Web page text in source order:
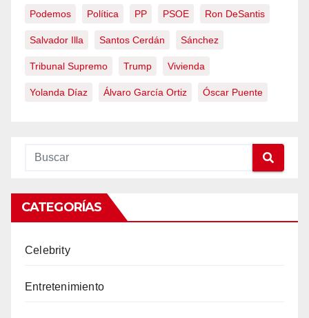
Podemos Política PP PSOE Ron DeSantis
Salvador Illa Santos Cerdán Sánchez
Tribunal Supremo Trump Vivienda
Yolanda Díaz Álvaro García Ortiz Óscar Puente
CATEGORÍAS
Celebrity
Entretenimiento